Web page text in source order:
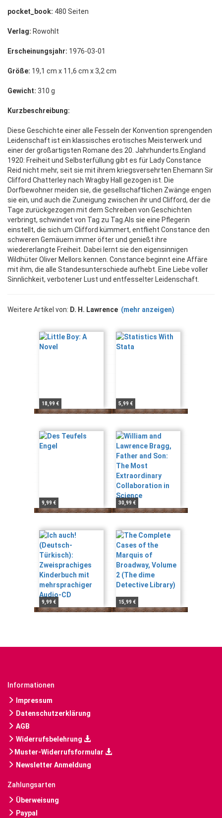
pocket_book: 480 Seiten
Verlag: Rowohlt
Erscheinungsjahr: 1976-03-01
Größe: 19,1 cm x 11,6 cm x 3,2 cm
Gewicht: 310 g
Kurzbeschreibung:
Diese Geschichte einer alle Fesseln der Konvention sprengenden
Leidenschaft ist ein klassisches erotisches Meisterwerk und
einer der großartigsten Romane des 20. Jahrhunderts.England
1920: Freiheit und Selbsterfüllung gibt es für Lady Constance
Reid nicht mehr, seit sie mit ihrem kriegsversehrten Ehemann Sir
Clifford Chatterley nach Wragby Hall gezogen ist. Die
Dorfbewohner meiden sie, die gesellschaftlichen Zwänge engen
sie ein, und auch die Zuneigung zwischen ihr und Clifford, der die
Tage zurückgezogen mit dem Schreiben von Geschichten
verbringt, schwindet von Tag zu Tag.Als sie eine Pflegerin
einstellt, die sich um Clifford kümmert, entflieht Constance den
schweren Gemäuern immer öfter und genießt ihre
wiedererlangte Freiheit. Dabei lernt sie den eigensinnigen
Wildhüter Oliver Mellors kennen. Constance beginnt eine Affäre
mit ihm, die alle Standesunterschiede aufhebt. Eine Liebe voller
Sinnlichkeit, verbotener Lust und entfesselter Leidenschaft.
Weitere Artikel von: D. H. Lawrence (mehr anzeigen)
18,99 € 5,99 €
9,99 € 30,99 €
9,99 € 15,99 €
Informationen
Impressum
Datenschutzerklärung
AGB
Widerrufsbelehrung
Muster-Widerrufsformular
Newsletter Anmeldung
Zahlungsarten
Überweisung
Paypal